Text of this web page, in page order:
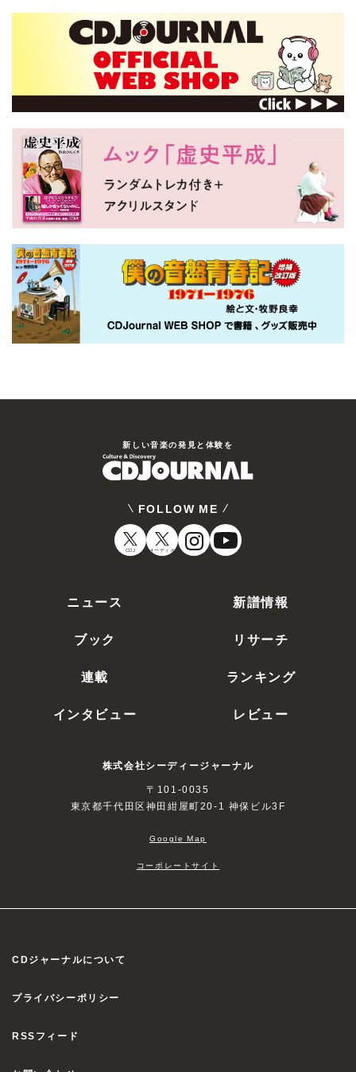
新しい⾳楽の発⾒と体験を
FOLLOW ME
CDJ オーディオ
ニュース
新譜情報
ブック
リサーチ
連載
ランキング
インタビュー
レビュー
株式会社シーディージャーナル
〒101-0035
東京都千代田区神田紺屋町20-1 神保ビル3F
Google Map
コーポレートサイト
CDジャーナルについて
プライバシーポリシー
RSSフィード